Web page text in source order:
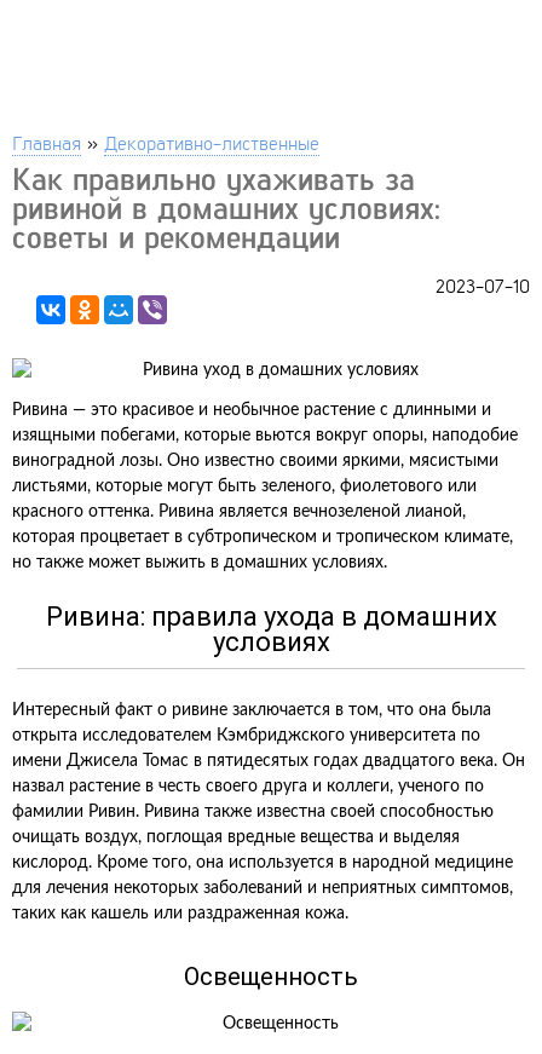
Главная » Декоративно-лиственные
Как правильно ухаживать за
ривиной в домашних условиях:
советы и рекомендации
2023-07-10
Ривина — это красивое и необычное растение с длинными и
изящными побегами, которые вьются вокруг опоры, наподобие
виноградной лозы. Оно известно своими яркими, мясистыми
листьями, которые могут быть зеленого, фиолетового или
красного оттенка. Ривина является вечнозеленой лианой,
которая процветает в субтропическом и тропическом климате,
но также может выжить в домашних условиях.
Ривина: правила ухода в домашних
условиях
Интересный факт о ривине заключается в том, что она была
открыта исследователем Кэмбриджского университета по
имени Джисела Томас в пятидесятых годах двадцатого века. Он
назвал растение в честь своего друга и коллеги, ученого по
фамилии Ривин. Ривина также известна своей способностью
очищать воздух, поглощая вредные вещества и выделяя
кислород. Кроме того, она используется в народной медицине
для лечения некоторых заболеваний и неприятных симптомов,
таких как кашель или раздраженная кожа.
Освещенность